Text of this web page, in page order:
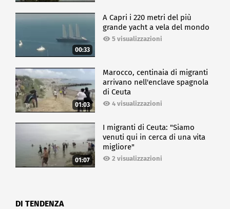
00:33
A Capri i 220 metri del più
grande yacht a vela del mondo
5 visualizzazioni
01:03
Marocco, centinaia di migranti
arrivano nell'enclave spagnola
di Ceuta
4 visualizzazioni
01:07
I migranti di Ceuta: "Siamo
venuti qui in cerca di una vita
migliore"
2 visualizzazioni
DI TENDENZA